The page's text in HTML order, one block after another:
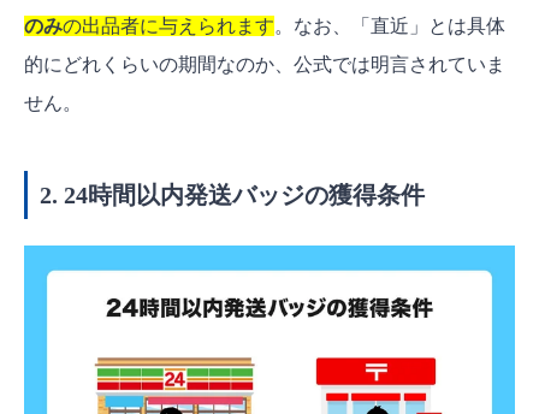
のみの出品者に与えられます。なお、「直近」とは具体
的にどれくらいの期間なのか、公式では明言されていま
せん。
2. 24時間以内発送バッジの獲得条件